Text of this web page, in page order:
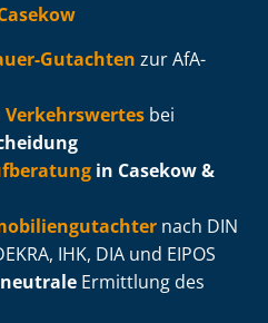
Gutachten zur AfA-
Verkehrswertes bei
in Casekow &
nach DIN
IHK, DIA und EIPOS
neutrale Ermittlung des